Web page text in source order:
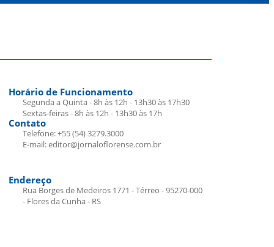
Horário de Funcionamento
Segunda a Quinta - 8h às 12h - 13h30 às 17h30
Sextas-feiras - 8h às 12h - 13h30 às 17h
Contato
Telefone: +55 (54) 3279.3000
E-mail: editor@jornaloflorense.com.br
Endereço
Rua Borges de Medeiros 1771 - Térreo - 95270-000
- Flores da Cunha - RS